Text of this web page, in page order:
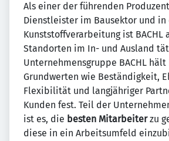
Als einer der führenden
Dienstleister im Bausektor und in
Kunststoffverarbeitung ist BACHL
Standorten im In- und Ausland
Unternehmensgruppe BACHL
Grundwerten wie Beständigkeit,
Flexibilität und langjähriger
Kunden fest. Teil der
ist es, die besten Mitarbeiterzu
diese in ein Arbeitsumfeld